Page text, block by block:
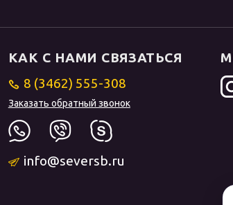
КАК С НАМИ СВЯЗАТЬСЯ
8 (3462) 555-308
Заказать обратный звонок
info@seversb.ru